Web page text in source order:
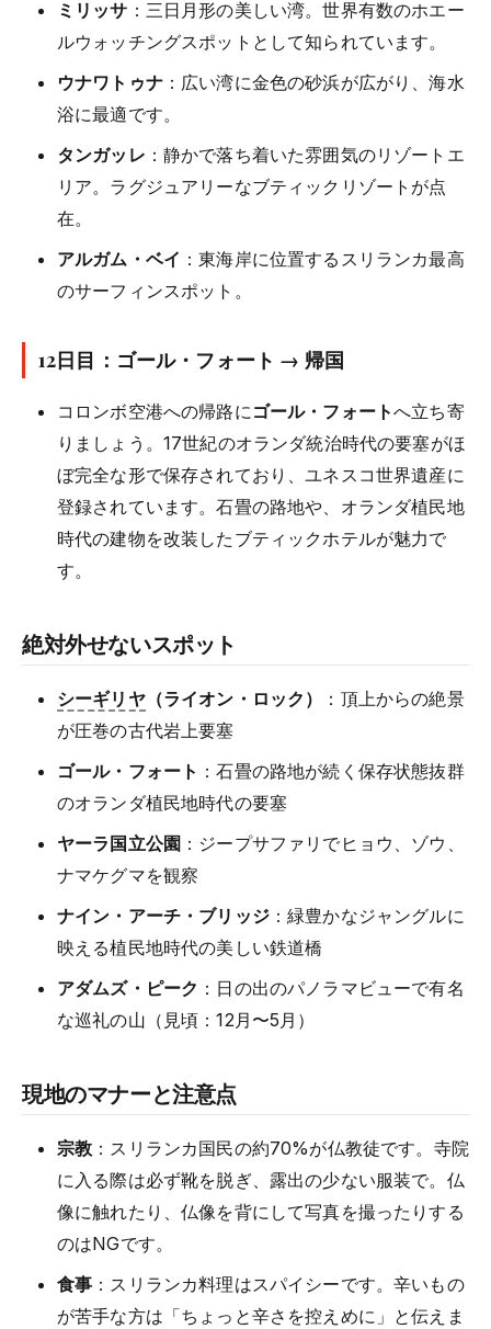
ミリッサ ：三日月形の美しい湾。世界有数のホエー
ルウォッチングスポットとして知られています。
ウナワトゥナ：広い湾に金色の砂浜が広がり、海水
浴に最適です。
タンガッレ ：静かで落ち着いた雰囲気のリゾートエ
リア。ラグジュアリーなブティックリゾートが点
在。
アルガム・ベイ ：東海岸に位置するスリランカ最高
のサーフィンスポット。
12日目：ゴール・フォート → 帰国
コロンボ空港への帰路にゴール・フォートへ立ち寄
りましょう。17世紀のオランダ統治時代の要塞がほ
ぼ完全な形で保存されており、ユネスコ世界遺産に
登録されています。石畳の路地や、オランダ植民地
時代の建物を改装したブティックホテルが魅力で
す。
絶対外せないスポット
シーギリヤ（ライオン・ロック）
：頂上からの絶景
が圧巻の古代岩上要塞
ゴール・フォート ：石畳の路地が続く保存状態抜群
のオランダ植民地時代の要塞
ヤーラ国立公園 ：ジープサファリでヒョウ、ゾウ、
ナマケグマを観察
ナイン・アーチ・ブリッジ：緑豊かなジャングルに
映える植民地時代の美しい鉄道橋
アダムズ・ピーク ：日の出のパノラマビューで有名
な巡礼の山（見頃：12月〜5月）
現地のマナーと注意点
宗教 ：スリランカ国民の約70%が仏教徒です。寺院
に入る際は必ず靴を脱ぎ、露出の少ない服装で。仏
像に触れたり、仏像を背にして写真を撮ったりする
のはNGです。
食事 ：スリランカ料理はスパイシーです。辛いもの
が苦手な方は「ちょっと辛さを控えめに」と伝えま